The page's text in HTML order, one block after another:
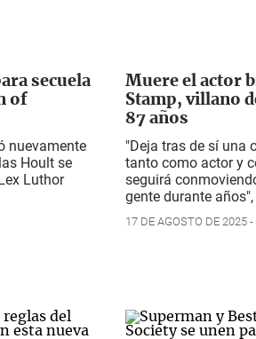
secuela
of
nuevamente
Hoult se
Luthor
Muere el actor
Stamp, villano
87 años
"Deja tras de sí una
tanto como actor y
seguirá
gente durante
17 DE AGOSTO DE 2025